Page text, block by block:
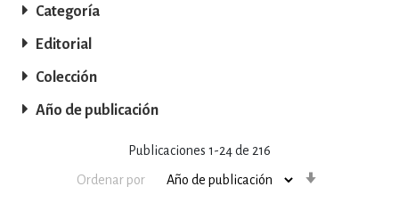
Publicaciones 1-24de 216
Ordenar por
Categoría
Editorial
Colección
Año de publicación